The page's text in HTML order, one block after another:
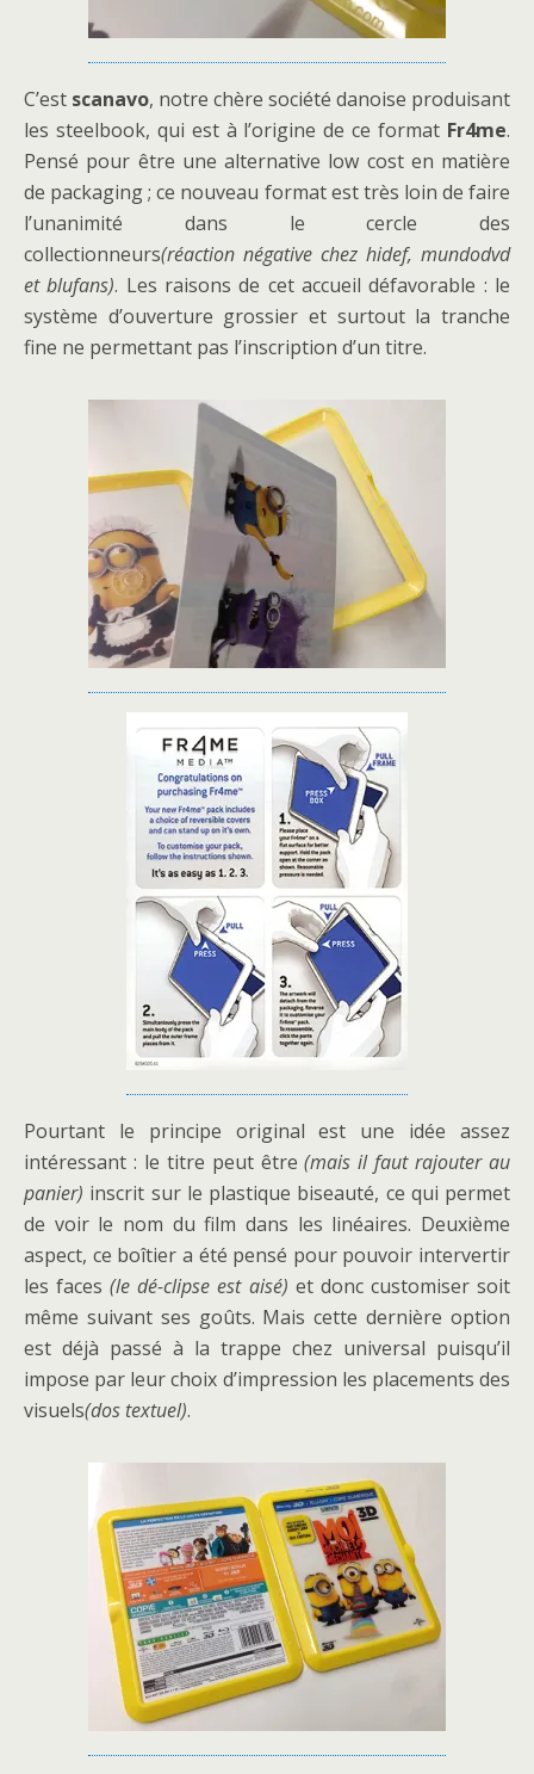
C’est scanavo, notre chère société danoise produisant
les steelbook, qui est à l’origine de ce format Fr4me.
Pensé pour être une alternative low cost en matière
de packaging ; ce nouveau format est très loin de faire
l’unanimité dans le cercle des
collectionneurs(réaction négative chez hidef, mundodvd
et blufans). Les raisons de cet accueil défavorable : le
système d’ouverture grossier et surtout la tranche
fine ne permettant pas l’inscription d’un titre.
Pourtant le principe original est une idée assez
intéressant : le titre peut être(mais il faut rajouter au
panier) inscrit sur le plastique biseauté, ce qui permet
de voir le nom du film dans les linéaires. Deuxième
aspect, ce boîtier a été pensé pour pouvoir intervertir
les faces (le dé-clipse est aisé) et donc customiser soit
même suivant ses goûts. Mais cette dernière option
est déjà passé à la trappe chez universal puisqu’il
impose par leur choix d’impression les placements des
visuels(dos textuel).